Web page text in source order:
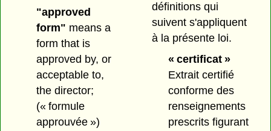
"approved
form" means a
form that is
approved by, or
acceptable to,
the director;
(« formule
approuvée »)
définitions qui
suivent s'appliquent
à la présente loi.
« certificat »
Extrait certifié
conforme des
renseignements
prescrits figurant